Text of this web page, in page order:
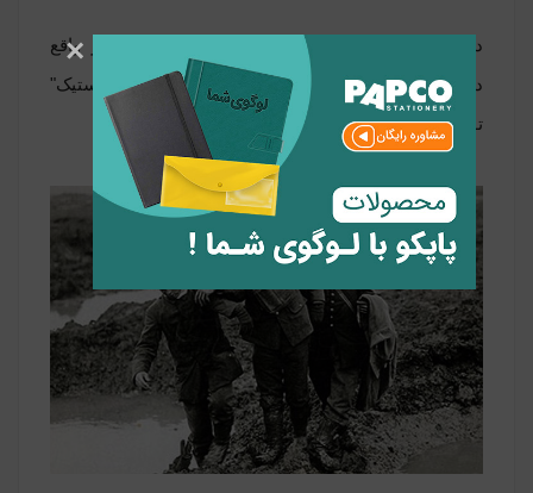
در این دوره چسبهای صنعتی متولد شده اند. در واقع
دانشمندان با استفاده از دانش خود از "انقلاب پلاستیک"
توانستند چسبهای رزینی ترکیبی ایجاد کنند.
×